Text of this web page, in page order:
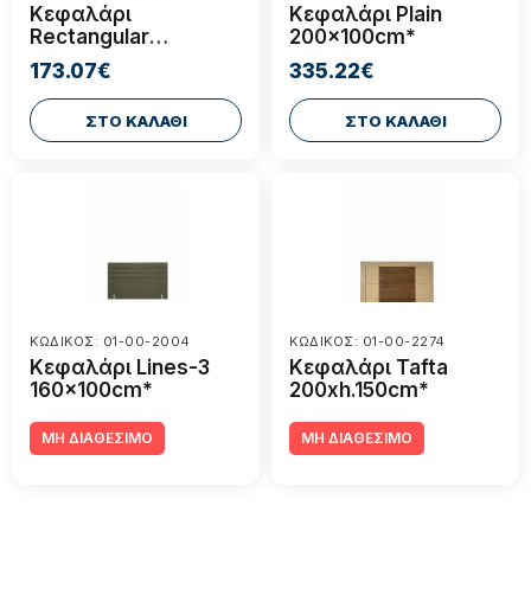
Κεφαλάρι
Rectangular
90x100cm*
173.07€
ΣΤΟ ΚΑΛΑΘΙ
Κεφαλάρι Plain
200x100cm*
335.22€
ΣΤΟ ΚΑΛΑΘΙ
ΚΩΔΙΚΟΣ: 01-00-2004
Κεφαλάρι Lines-3
160x100cm*
ΜΗ ΔΙΑΘΕΣΙΜΟ
ΚΩΔΙΚΟΣ: 01-00-2274
Κεφαλάρι Tafta
200xh.150cm*
ΜΗ ΔΙΑΘΕΣΙΜΟ